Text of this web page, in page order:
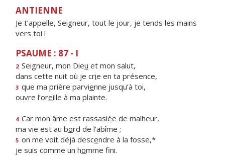
ANTIENNE
Je t’appelle, Seigneur, tout le jour, je tends les mains
vers toi !
PSAUME : 87 - I
2 Seigneur, mon Dieu et mon salut,
dans cette nuit où je crie en ta présence,
3 que ma prière parvienne jusqu’à toi,
ouvre l’oreille à ma plainte.
4 Car mon âme est rassasiée de malheur,
ma vie est au bord de l’abîme ;
5 on me voit déjà descendre à la fosse,*
je suis comme un homme fini.